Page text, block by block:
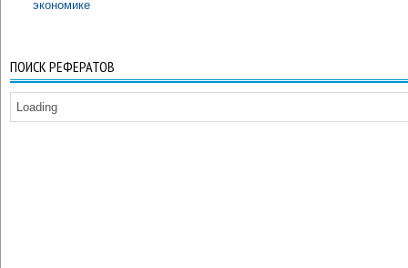
экономике
ПОИСК РЕФЕРАТОВ
Loading